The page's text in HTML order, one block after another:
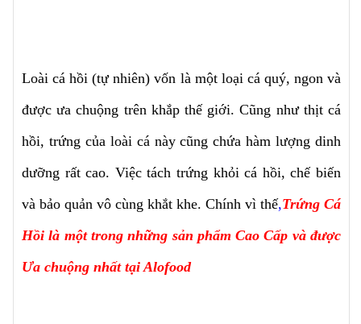
Loài cá hồi (tự nhiên) vốn là một loại cá quý, ngon và
được ưa chuộng trên khắp thế giới. Cũng như thịt cá
hồi, trứng của loài cá này cũng chứa hàm lượng dinh
dưỡng rất cao. Việc tách trứng khỏi cá hồi, chế biến
và bảo quản vô cùng khắt khe. Chính vì thế,Trứng Cá
Hồi là một trong những sản phẩm Cao Cấp và được
Ưa chuộng nhất tại Alofood